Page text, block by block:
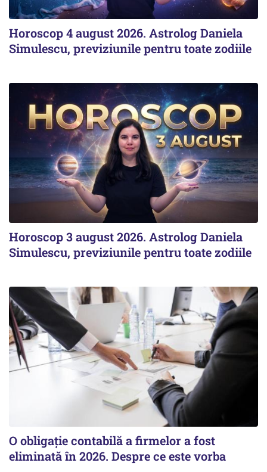
Horoscop 4 august 2026. Astrolog Daniela
Simulescu, previziunile pentru toate zodiile
Horoscop 3 august 2026. Astrolog Daniela
Simulescu, previziunile pentru toate zodiile
O obligație contabilă a firmelor a fost
eliminată în 2026. Despre ce este vorba